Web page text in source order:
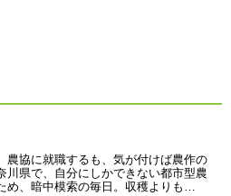
農協に就職するも、気が付けば農作の
川県で、自分にしかできない都市型農
め、暗中模索の毎日。収穫よりも…